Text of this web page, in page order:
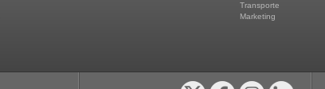
Transporte
Marketing